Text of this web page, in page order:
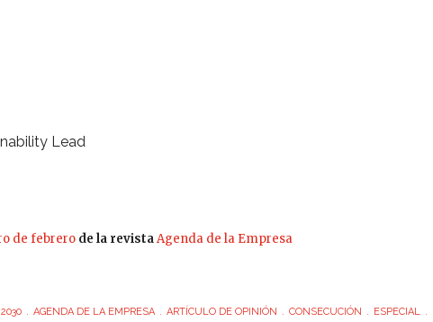
Lead
de febrero de la revistaAgenda de la Empresa
AGENDA DE LA EMPRESA ARTÍCULO DE OPINIÓN CONSECUCIÓN
ESPECIAL